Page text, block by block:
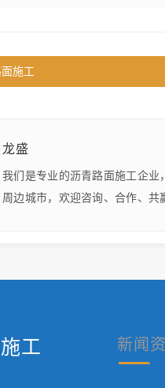
施工
龙盛
我们是专业的沥青路面施工企
周边城市，欢迎咨询、合作、共
工 新闻